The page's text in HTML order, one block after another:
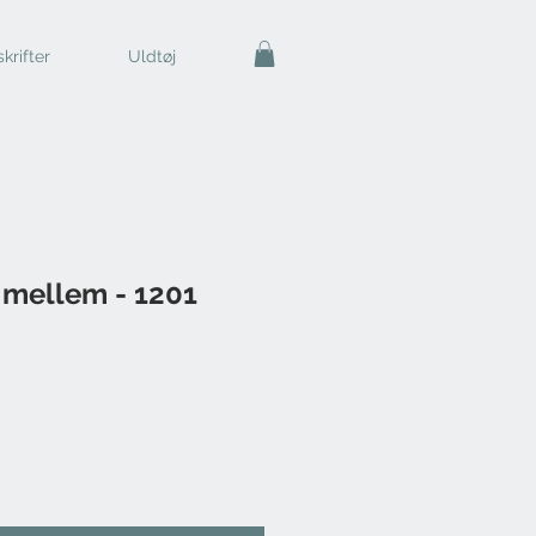
Uldtøj
- 1201